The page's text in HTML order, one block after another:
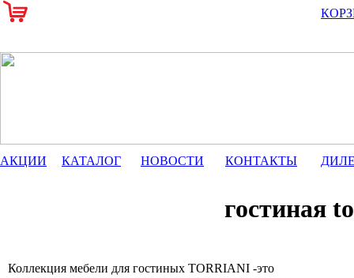
АКЦИИ КАТАЛОГ НОВОСТИ КОНТАКТЫ
гостиная
Коллекция мебели для гостиных TORRIANI -это